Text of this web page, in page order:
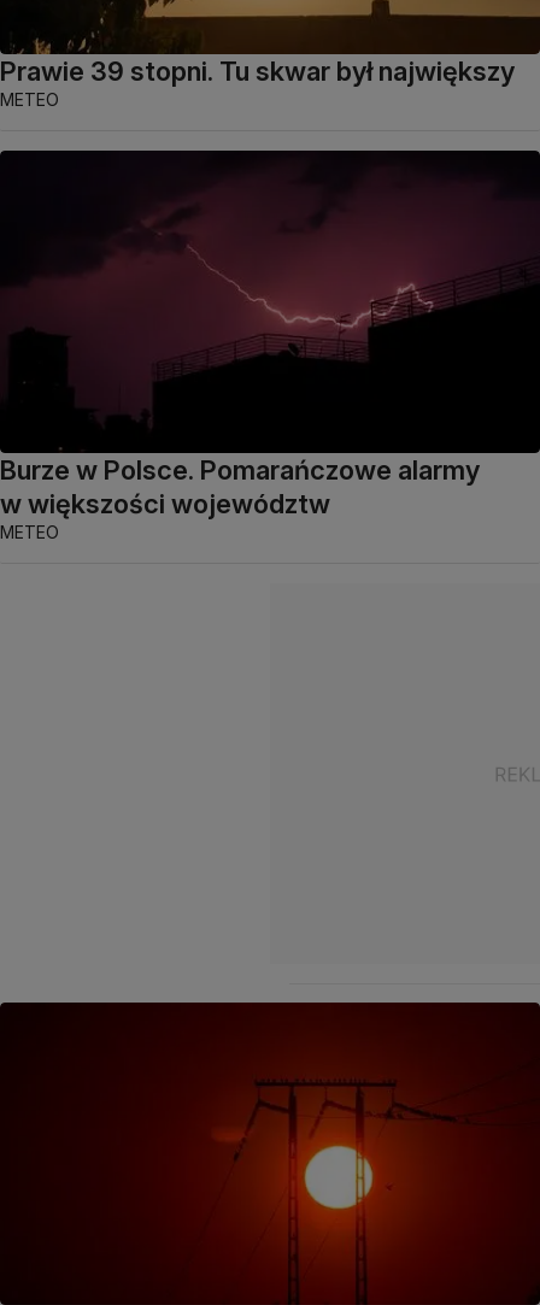
Prawie 39 stopni. Tu skwar był największy
METEO
Burze w Polsce. Pomarańczowe alarmy
w większości województw
METEO